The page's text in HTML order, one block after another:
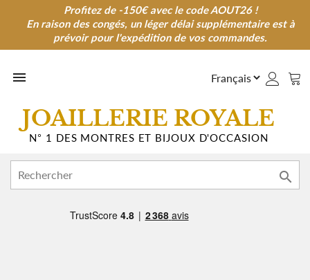
Profitez de -150€ avec le code AOUT26 !
En raison des congés, un léger délai supplémentaire est à
prévoir pour l'expédition de vos commandes.
Profitez de -150€ avec le code AOUT26 !
En raison des congés, un léger délai supplémentaire est à
prévoir pour l'expédition de vos commandes.

JOAILLERIE ROYALE
N° 1 DES MONTRES ET BIJOUX D'OCCASION
